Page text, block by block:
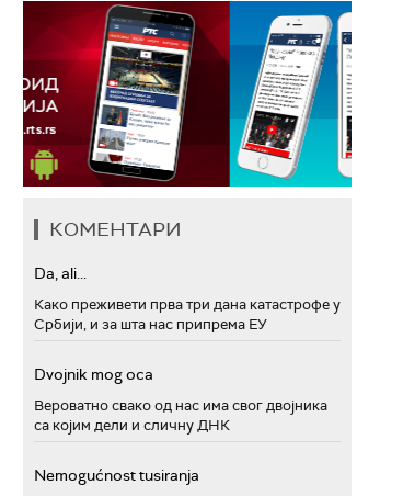
КОМЕНТАРИ
Da, ali...
Како преживети прва три дана катастрофе у
Србији, и за шта нас припрема ЕУ
Dvojnik mog oca
Вероватно свако од нас има свог двојника
са којим дели и сличну ДНК
Nemogućnost tusiranja